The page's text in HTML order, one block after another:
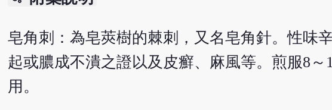
皂角刺：為皂莢樹的棘刺，又名皂角針。性味
起或膿成不潰之證以及皮癬、麻風等。煎服8
用。